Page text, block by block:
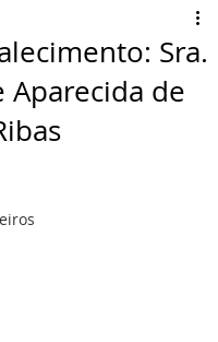
Sra.
Aparecida de